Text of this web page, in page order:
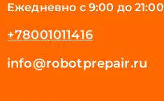
Ежедневно с 9:00 до 21:00
+78001011416
info@robotprepair.ru